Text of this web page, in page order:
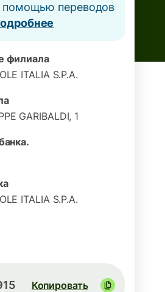
помощью переводов
филиала
ITALIA S.P.A.
GARIBALDI, 1
ITALIA S.P.A.
Копировать